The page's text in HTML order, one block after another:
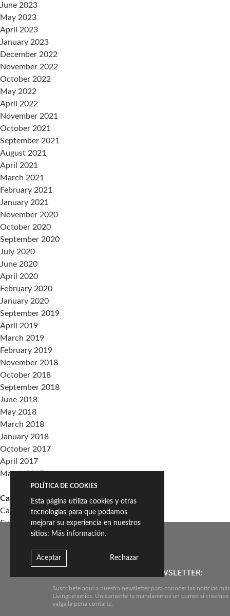
June 2023
May 2023
April 2023
January 2023
December 2022
November 2022
October 2022
May 2022
April 2022
November 2021
October 2021
September 2021
August 2021
April 2021
March 2021
February 2021
January 2021
November 2020
October 2020
September 2020
July 2020
June 2020
April 2020
February 2020
January 2020
September 2019
April 2019
March 2019
February 2019
November 2018
October 2018
September 2018
June 2018
May 2018
March 2018
January 2018
October 2017
April 2017
March 2017
Categories
Cátedra Living Architecture (UPV)
Events
Living the Change
SUSCRÍBETE A NUESTRO NEWSLETTER:
Suscríbete aquí a nuestra newsletter para conocer las noticias
Livingceramics. Únicamente te mandaremos un correo si
valga la pena contarte.
POLÍTICA DE COOKIES
Esta página utiliza cookies y otras
tecnologías para que podamos
mejorar su experiencia en nuestros
sitios: Más información.
Aceptar Rechazar